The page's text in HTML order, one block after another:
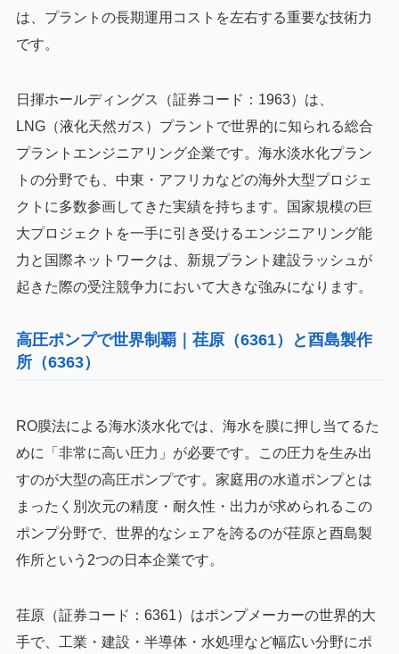
は、プラントの長期運用コストを左右する重要な技術力
です。
日揮ホールディングス（証券コード：1963）は、
LNG（液化天然ガス）プラントで世界的に知られる総合
プラントエンジニアリング企業です。海水淡水化プラン
トの分野でも、中東・アフリカなどの海外大型プロジェ
クトに多数参画してきた実績を持ちます。国家規模の巨
大プロジェクトを一手に引き受けるエンジニアリング能
力と国際ネットワークは、新規プラント建設ラッシュが
起きた際の受注競争力において大きな強みになります。
高圧ポンプで世界制覇｜荏原（6361）と酉島製作
所（6363）
RO膜法による海水淡水化では、海水を膜に押し当てるた
めに「非常に高い圧力」が必要です。この圧力を生み出
すのが大型の高圧ポンプです。家庭用の水道ポンプとは
まったく別次元の精度・耐久性・出力が求められるこの
ポンプ分野で、世界的なシェアを誇るのが荏原と酉島製
作所という2つの日本企業です。
荏原（証券コード：6361）はポンプメーカーの世界的大
手で、工業・建設・半導体・水処理など幅広い分野にポ